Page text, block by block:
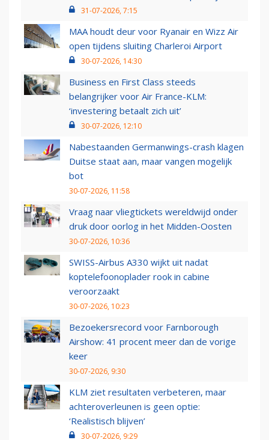
31-07-2026, 7:15
MAA houdt deur voor Ryanair en Wizz Air
open tijdens sluiting Charleroi Airport
30-07-2026, 14:30
Business en First Class steeds
belangrijker voor Air France-KLM:
‘investering betaalt zich uit’
30-07-2026, 12:10
Nabestaanden Germanwings-crash klagen
Duitse staat aan, maar vangen mogelijk
bot
30-07-2026, 11:58
Vraag naar vliegtickets wereldwijd onder
druk door oorlog in het Midden-Oosten
30-07-2026, 10:36
SWISS-Airbus A330 wijkt uit nadat
koptelefoonoplader rook in cabine
veroorzaakt
30-07-2026, 10:23
Bezoekersrecord voor Farnborough
Airshow: 41 procent meer dan de vorige
keer
30-07-2026, 9:30
KLM ziet resultaten verbeteren, maar
achteroverleunen is geen optie:
‘Realistisch blijven’
30-07-2026, 9:29